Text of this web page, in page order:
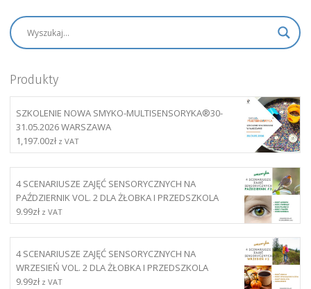
Produkty
SZKOLENIE NOWA SMYKO-MULTISENSORYKA®30-
31.05.2026 WARSZAWA
1,197.00zł z VAT
4 SCENARIUSZE ZAJĘĆ SENSORYCZNYCH NA
PAŹDZIERNIK VOL. 2 DLA ŻŁOBKA I PRZEDSZKOLA
9.99zł z VAT
4 SCENARIUSZE ZAJĘĆ SENSORYCZNYCH NA
WRZESIEŃ VOL. 2 DLA ŻŁOBKA I PRZEDSZKOLA
9.99zł z VAT